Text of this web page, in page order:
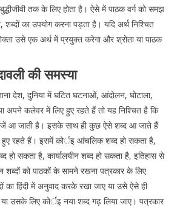
तक के लिए होता है। ऐसे में पाठक वर्ग को समझ
का उपयोग करना पड़ता है। यदि अर्थ निश्चित
उसे एक अर्थ में प्रयुक्त करेगा और श्रोता या पाठक
की समस्या
देश, दुनिया में घटित घटनाओं, आंदोलन, घोटाला,
अपने कलेवर में लिए हुए रहते हैं तो यह निश्चित है कि
आ जाती है। इसके साथ ही कुछ ऐसे शब्द आ जाते हैं
हुए रहते हैं। इसमें कोर्इ आंचलिक शब्द हो सकता है,
हो सकता है, कार्यालयीन शब्द हो सकता है, इतिहास से
को पाठकों के सामने रखना पत्रकार के लिए
का हिंदी में अनुवाद करके रखा जाए या उसे ऐसे ही
या उसके लिए कोर्इ नया शब्द गढ़ लिया जाए। पत्रकार